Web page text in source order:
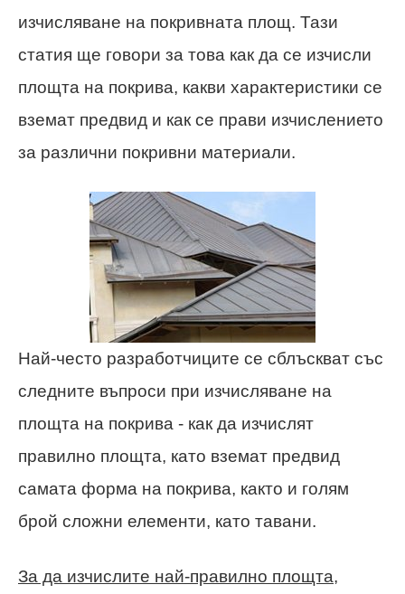
изчисляване на покривната площ. Тази
статия ще говори за това как да се изчисли
площта на покрива, какви характеристики се
вземат предвид и как се прави изчислението
за различни покривни материали.
Най-често разработчиците се сблъскват със
следните въпроси при изчисляване на
площта на покрива - как да изчислят
правилно площта, като вземат предвид
самата форма на покрива, както и голям
брой сложни елементи, като тавани.
За да изчислите най-правилно площта,